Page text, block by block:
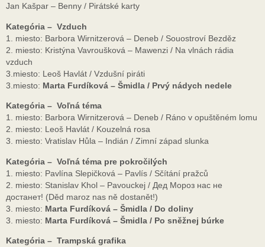
Jan Kašpar – Benny / Pirátské karty
Kategória – Vzduch
1. miesto: Barbora Wirnitzerová – Deneb / Souostroví Bezděz
2. miesto: Kristýna Vavroušková – Mawenzi / Na vlnách rádia
vzduch
3.miesto: Leoš Havlát / Vzdušní piráti
3.miesto: Marta Furdíková – Šmidla / Prvý nádych nedele
Kategória – Voľná téma
1. miesto: Barbora Wirnitzerová – Deneb / Ráno v opuštěném lomu
2. miesto: Leoš Havlát / Kouzelná rosa
3. miesto: Vratislav Hůla – Indián / Zimní západ slunka
Kategória – Voľná téma pre pokročilých
1. miesto: Pavlína Slepičková – Pavlís / Sčítání pražců
2. miesto: Stanislav Khol – Pavouckej / Дед Мороз нас не
достанет! (Děd maroz nas ně dostanět!)
3. miesto: Marta Furdíková – Šmidla / Do doliny
3. miesto: Marta Furdíková – Šmidla / Po sněžnej búrke
Kategória – Trampská grafika